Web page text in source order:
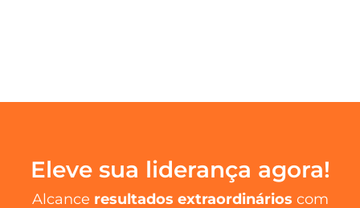
Eleve sua liderança agora!
Alcance resultados extraordinários com